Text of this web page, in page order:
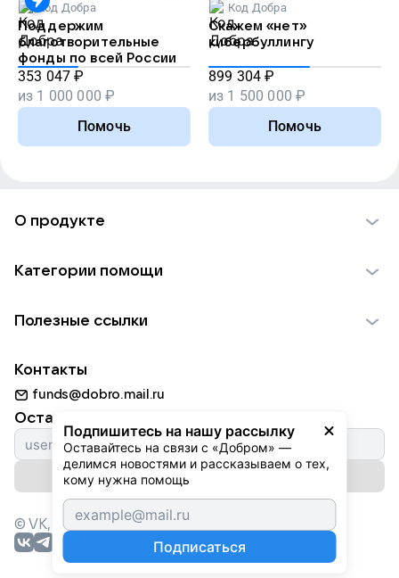
Код Добра
Поддержим
благотворительные
фонды по всей России
353 047 ₽
из 1 000 000 ₽
Помочь
Код Добра
Скажем «нет»
кибербуллингу
899 304 ₽
из 1 500 000 ₽
Помочь
Подпишитесь на нашу рассылку
Оставайтесь на связи с «Добром» —
делимся новостями и рассказываем о тех,
кому нужна помощь
Подписаться
О продукте
Использование материалов
Для НКО
Партнерам
Категории помощи
Пожилым
Животным
Природе
Культуре
Фондам
Полезные ссылки
Добрый день
Истории
Автоплатежи
Контакты
funds@dobro.mail.ru
Оставайтесь с нами
Подписаться на рассылку
© VK, 2026г. Все права защищены.